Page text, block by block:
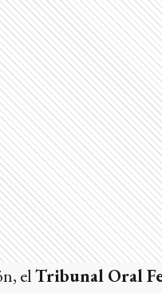
elTribunal Oral